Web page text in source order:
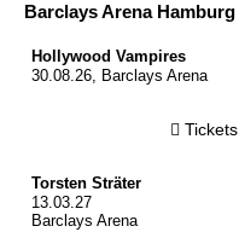
Barclays Arena Hamburg
Hollywood Vampires
30.08.26, Barclays Arena
Tickets
Torsten Sträter
13.03.27
Barclays Arena